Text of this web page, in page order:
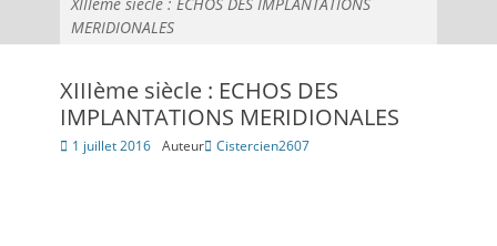
MERIDIONALES
XIIIème siècle : ECHOS DES
IMPLANTATIONS MERIDIONALES
Posté
1 juillet 2016 Auteur Cistercien2607